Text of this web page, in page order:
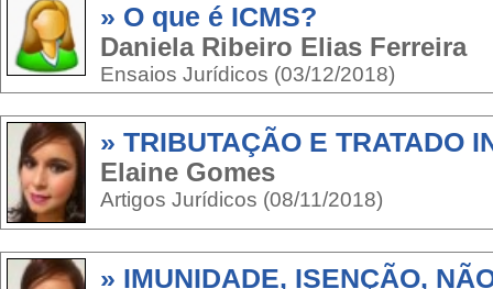
» O que é ICMS?
Daniela Ribeiro Elias Ferreira
Ensaios Jurídicos (03/12/2018)
» TRIBUTAÇÃO E TRATADO
Elaine Gomes
Artigos Jurídicos (08/11/2018)
» IMUNIDADE, ISENÇÃO,